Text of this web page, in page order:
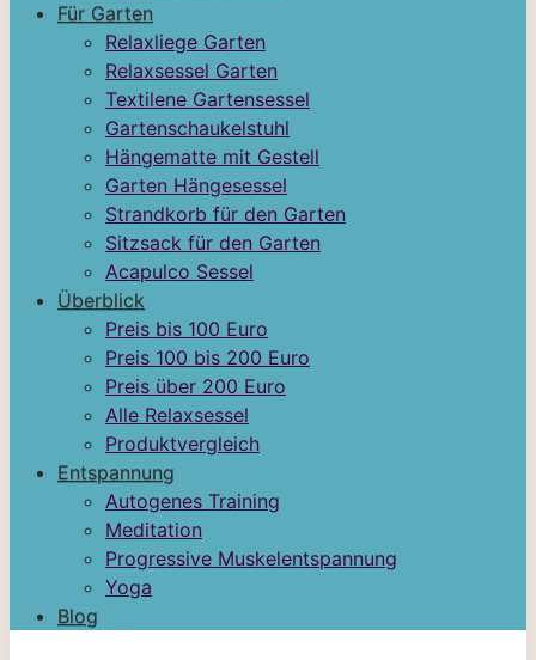
Für Garten
Relaxliege Garten
Relaxsessel Garten
Textilene Gartensessel
Gartenschaukelstuhl
Hängematte mit Gestell
Garten Hängesessel
Strandkorb für den Garten
Sitzsack für den Garten
Acapulco Sessel
Überblick
Preis bis 100 Euro
Preis 100 bis 200 Euro
Preis über 200 Euro
Alle Relaxsessel
Produktvergleich
Entspannung
Autogenes Training
Meditation
Progressive Muskelentspannung
Yoga
Blog